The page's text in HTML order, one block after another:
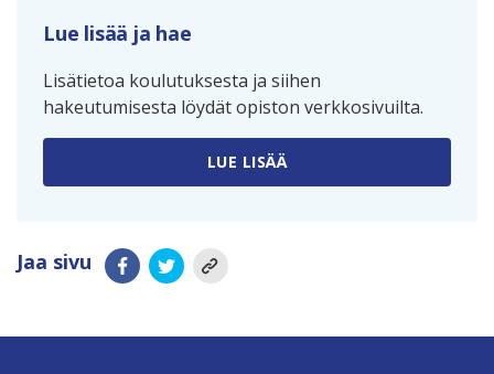
Lue lisää ja hae
Lisätietoa koulutuksesta ja siihen
hakeutumisesta löydät opiston verkkosivuilta.
LUE LISÄÄ
Jaa sivu